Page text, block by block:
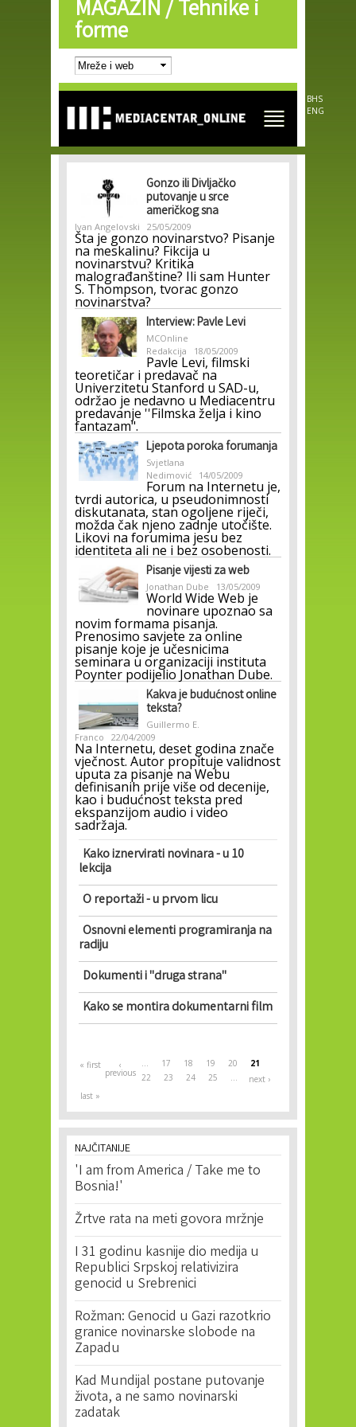
Skip to
main
content
MAGAZIN /Tehnike i
forme
BHS
ENG
Gonzo ili Divljačko
putovanje u srce
američkog sna
Ivan Angelovski 25/05/2009
Šta je gonzo novinarstvo? Pisanje
na meskalinu? Fikcija u
novinarstvu? Kritika
malograđanštine? Ili sam Hunter
S. Thompson, tvorac gonzo
novinarstva?
Interview: Pavle Levi
MCOnline
Redakcija
18/05/2009
Pavle Levi, filmski
teoretičar i predavač na
Univerzitetu Stanford u SAD-u,
održao je nedavno u Mediacentru
predavanje ''Filmska želja i kino
fantazam".
Ljepota poroka forumanja
Svjetlana
Nedimović
14/05/2009
Forum na Internetu je,
tvrdi autorica, u pseudonimnosti
diskutanata, stan ogoljene riječi,
možda čak njeno zadnje utočište.
Likovi na forumima jesu bez
identiteta ali ne i bez osobenosti.
Pisanje vijesti za web
Jonathan Dube 13/05/2009
World Wide Web je
novinare upoznao sa
novim formama pisanja.
Prenosimo savjete za online
pisanje koje je učesnicima
seminara u organizaciji instituta
Poynter podijelio Jonathan Dube.
Kakva je budućnost online
teksta?
Guillermo E.
Franco
22/04/2009
Na Internetu, deset godina znače
vječnost. Autor propituje validnost
uputa za pisanje na Webu
definisanih prije više od decenije,
kao i budućnost teksta pred
ekspanzijom audio i video
sadržaja.
Kako iznervirati novinara - u 10
lekcija
O reportaži - u prvom licu
Osnovni elementi programiranja na
radiju
Dokumenti i "druga strana"
Kako se montira dokumentarni film
Pages
« first ‹
previous
… 17 18 19 20
21
22
23 24 25 …
next ›
last »
NAJČITANIJE
'I am from America / Take me to
Bosnia!'
Žrtve rata na meti govora mržnje
I 31 godinu kasnije dio medija u
Republici Srpskoj relativizira
genocid u Srebrenici
Rožman: Genocid u Gazi razotkrio
granice novinarske slobode na
Zapadu
Kad Mundijal postane putovanje
života, a ne samo novinarski
zadatak